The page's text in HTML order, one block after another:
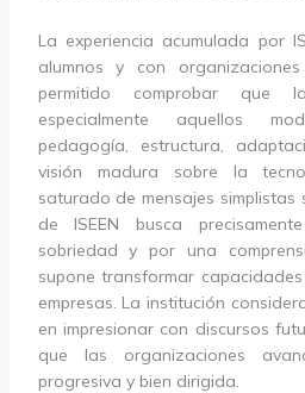
La experiencia acumulada por
alumnos y con
permitido comprobar que
especialmente aquellos
pedagogía, estructura,
visión madura sobre la
saturado de mensajes simplistas
de ISEEN busca
sobriedad y por una
supone transformar
empresas. La institución
en impresionar con discursos
que las organizaciones
progresiva y bien dirigida.